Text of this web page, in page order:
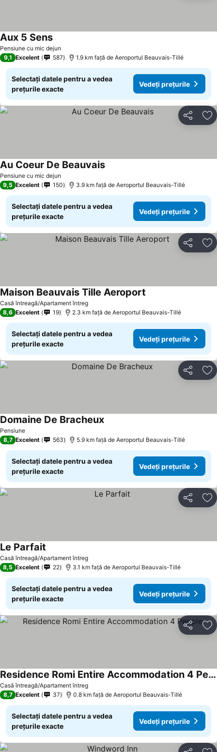
Pensiune cu mic dejun
Aux 5 Sens
9,1 Excelent 587 1.9 km faţă de Aeroportul Beauvais-Tillé
Selectați datele pentru a vedea
prețurile exacte
Vedeți prețurile
Distribuiți
Pensiune cu mic dejun
Au Coeur De Beauvais
9,5 Excelent 150 3.9 km faţă de Aeroportul Beauvais-Tillé
Selectați datele pentru a vedea
prețurile exacte
Vedeți prețurile
Distribuiți
Casă întreagă/Apartament întreg
Maison Beauvais Tille Aeroport
8,6 Excelent 19 2.3 km faţă de Aeroportul Beauvais-Tillé
Selectați datele pentru a vedea
prețurile exacte
Vedeți prețurile
Distribuiți
Pensiune
Domaine De Bracheux
8,7 Excelent 563 5.9 km faţă de Aeroportul Beauvais-Tillé
Selectați datele pentru a vedea
prețurile exacte
Vedeți prețurile
Distribuiți
Casă întreagă/Apartament întreg
Le Parfait
8,5 Excelent 22 3.1 km faţă de Aeroportul Beauvais-Tillé
Selectați datele pentru a vedea
prețurile exacte
Vedeți prețurile
Distribuiți
Casă întreagă/Apartament întreg
Residence Romi Entire Accommodation 4 People
8,7 Excelent 37 0.8 km faţă de Aeroportul Beauvais-Tillé
Selectați datele pentru a vedea
prețurile exacte
Vedeți prețurile